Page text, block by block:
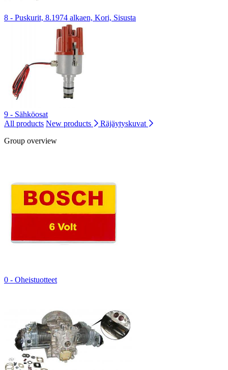
8 - Puskurit, 8.1974 alkaen, Kori, Sisusta
9 - Sähköosat
All products New products
Räjäytyskuvat
Group overview
0 - Oheistuotteet